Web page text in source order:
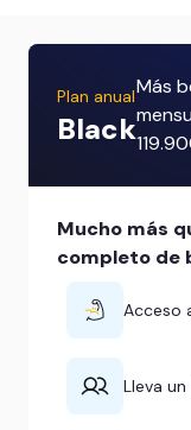
Plan anual
Black
Más
Mucho más
completo de
Acceso
Lleva